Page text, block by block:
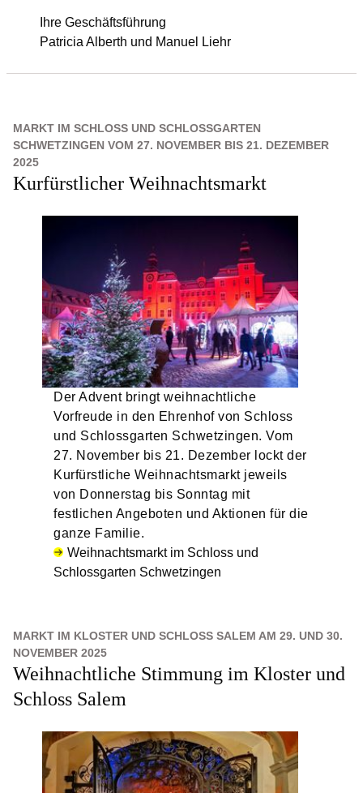
Ihre Geschäftsführung
Patricia Alberth und Manuel Liehr
MARKT IM SCHLOSS UND SCHLOSSGARTEN
SCHWETZINGEN VOM 27. NOVEMBER BIS 21. DEZEMBER
2025
Kurfürstlicher Weihnachtsmarkt
Der Advent bringt weihnachtliche
Vorfreude in den Ehrenhof von Schloss
und Schlossgarten Schwetzingen. Vom
27. November bis 21. Dezember lockt der
Kurfürstliche Weihnachtsmarkt jeweils
von Donnerstag bis Sonntag mit
festlichen Angeboten und Aktionen für die
ganze Familie.
Weihnachtsmarkt im Schloss und
Schlossgarten Schwetzingen
MARKT IM KLOSTER UND SCHLOSS SALEM AM 29. UND 30.
NOVEMBER 2025
Weihnachtliche Stimmung im Kloster und
Schloss Salem